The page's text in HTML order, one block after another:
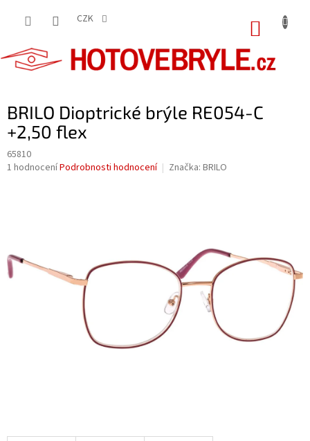
CZK
BRILO Dioptrické brýle RE054-C
+2,50 flex
65810
Průměrné
hvězdiček.
1 hodnoceníPodrobnosti hodnocení Značka: BRILO